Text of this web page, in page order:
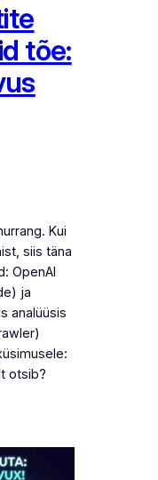
tõe:
Kui
siis täna
OpenAI
ja
analüüsis
otsib?